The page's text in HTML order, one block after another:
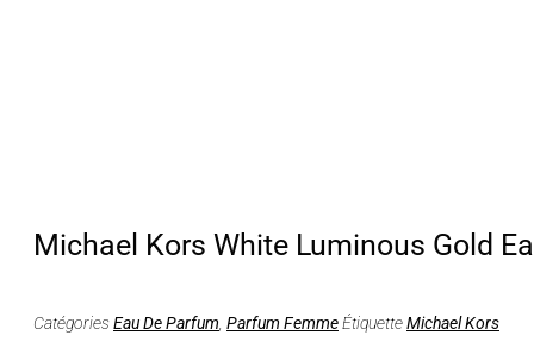
Michael Kors White Luminous Gold
CatégoriesEau De Parfum Parfum FemmeÉtiquetteMichael Kors